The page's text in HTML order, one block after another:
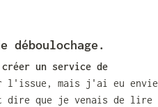
déboulochage.
créer un service de
l'issue, mais j'ai eu envie